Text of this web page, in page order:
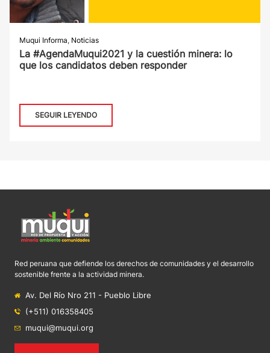
Muqui Informa, Noticias
La #AgendaMuqui2021 y la cuestión minera: lo
que los candidatos deben responder
SEGUIR LEYENDO
Red peruana que defiende los derechos de comunidades y el desarrollo
sostenible frente a la actividad minera.
Av. Del Río Nro 211 - Pueblo Libre
(+511) 016358405
muqui@muqui.org